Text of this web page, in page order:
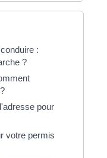
:
?
pour
votre permis